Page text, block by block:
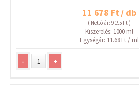
11 678 Ft / db
( Nettó ár: 9 195 Ft )
Kiszerelés: 1000 ml
Egységár: 11.68 Ft / ml
- +